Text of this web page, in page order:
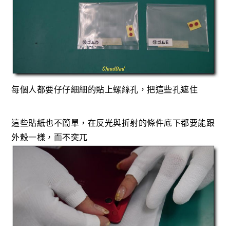
每個人都要仔仔細細的貼上螺絲孔，把這些孔遮住
這些貼紙也不簡單，在反光與折射的條件底下都要能跟
外殼一樣，而不突兀